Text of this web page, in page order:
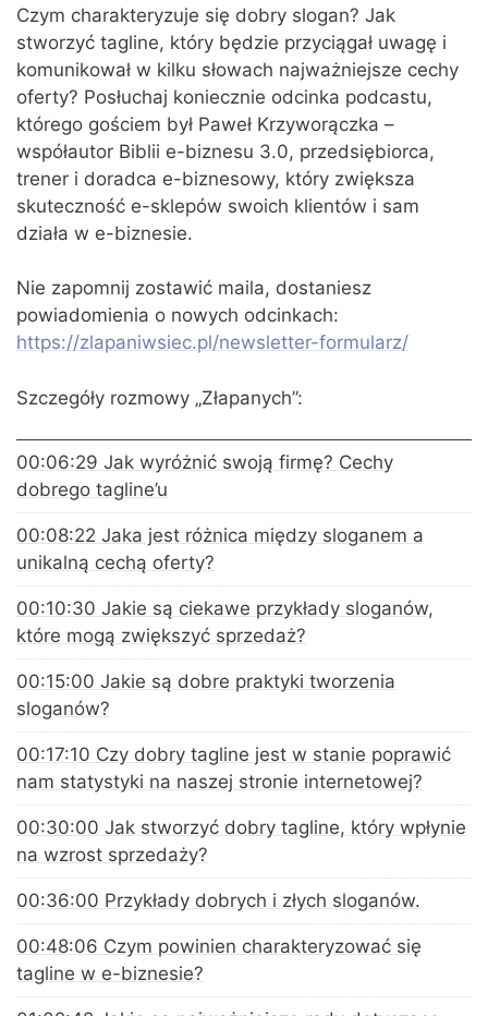
Czym charakteryzuje się dobry slogan? Jak
stworzyć tagline, który będzie przyciągał uwagę i
komunikował w kilku słowach najważniejsze cechy
oferty? Posłuchaj koniecznie odcinka podcastu,
którego gościem był Paweł Krzyworączka –
współautor Biblii e-biznesu 3.0, przedsiębiorca,
trener i doradca e-biznesowy, który zwiększa
skuteczność e-sklepów swoich klientów i sam
działa w e-biznesie.
Nie zapomnij zostawić maila, dostaniesz
powiadomienia o nowych odcinkach:
https://zlapaniwsiec.pl/newsletter-formularz/
Szczegóły rozmowy „Złapanych”:
00:06:29 Jak wyróżnić swoją firmę? Cechy
dobrego tagline’u
00:08:22 Jaka jest różnica między sloganem a
unikalną cechą oferty?
00:10:30 Jakie są ciekawe przykłady sloganów,
które mogą zwiększyć sprzedaż?
00:15:00 Jakie są dobre praktyki tworzenia
sloganów?
00:17:10 Czy dobry tagline jest w stanie poprawić
nam statystyki na naszej stronie internetowej?
00:30:00 Jak stworzyć dobry tagline, który wpłynie
na wzrost sprzedaży?
00:36:00 Przykłady dobrych i złych sloganów.
00:48:06 Czym powinien charakteryzować się
tagline w e-biznesie?